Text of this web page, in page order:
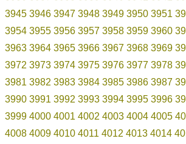
3945 3946 3947 3948 3949 3950 3951
3954 3955 3956 3957 3958 3959 3960
3963 3964 3965 3966 3967 3968 3969
3972 3973 3974 3975 3976 3977 3978
3981 3982 3983 3984 3985 3986 3987
3990 3991 3992 3993 3994 3995 3996
3999 4000 4001 4002 4003 4004 4005
4008 4009 4010 4011 4012 4013 4014